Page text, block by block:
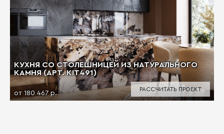
КУХНЯ СО СТОЛЕШНИЦЕЙ ИЗ НАТУРАЛЬНОГО
КАМНЯ (АРТ. KIT491)
от 180 467 р.
РАССЧИТАТЬ ПРОЕКТ